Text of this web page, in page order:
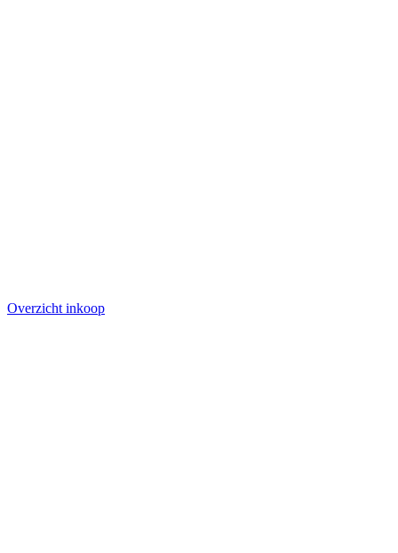
Overzicht inkoop